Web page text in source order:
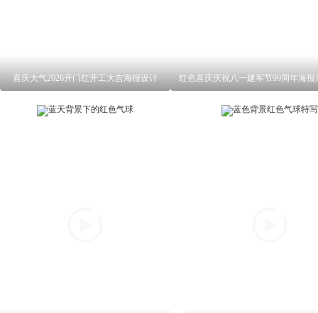
喜庆大气2026开门红开工大吉海报设计 红色喜庆庆祝八一建军节99周年海报